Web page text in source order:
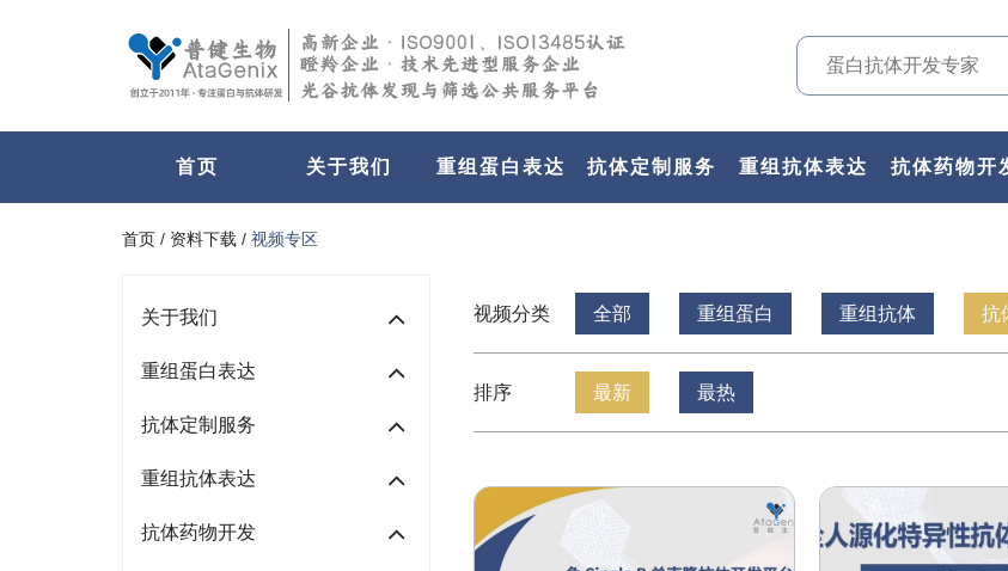
首页 关于我们 重组蛋白表达 抗体定制服务 重组抗体表达 抗体药物开
首页 / 资料下载 / 视频专区
关于我们
重组蛋白表达
抗体定制服务
重组抗体表达
抗体药物开发
视频分类 全部 重组蛋白 重组抗体 抗
排序 最新 最热